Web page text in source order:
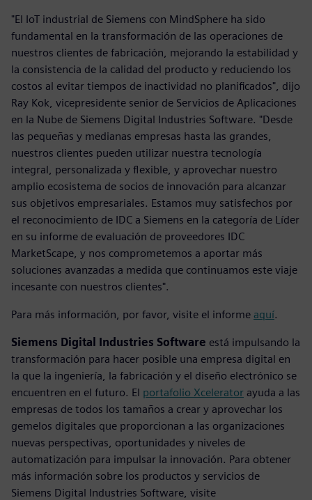
"El IoT industrial de Siemens con MindSphere ha sido
fundamental en la transformación de las operaciones de
nuestros clientes de fabricación, mejorando la estabilidad y
la consistencia de la calidad del producto y reduciendo los
costos al evitar tiempos de inactividad no planificados", dijo
Ray Kok, vicepresidente senior de Servicios de Aplicaciones
en la Nube de Siemens Digital Industries Software. "Desde
las pequeñas y medianas empresas hasta las grandes,
nuestros clientes pueden utilizar nuestra tecnología
integral, personalizada y flexible, y aprovechar nuestro
amplio ecosistema de socios de innovación para alcanzar
sus objetivos empresariales. Estamos muy satisfechos por
el reconocimiento de IDC a Siemens en la categoría de Líder
en su informe de evaluación de proveedores IDC
MarketScape, y nos comprometemos a aportar más
soluciones avanzadas a medida que continuamos este viaje
incesante con nuestros clientes".
Para más información, por favor, visite el informe aquí.
Siemens Digital Industries Software está impulsando la
transformación para hacer posible una empresa digital en
la que la ingeniería, la fabricación y el diseño electrónico se
encuentren en el futuro. El portafolio Xcelerator ayuda a las
empresas de todos los tamaños a crear y aprovechar los
gemelos digitales que proporcionan a las organizaciones
nuevas perspectivas, oportunidades y niveles de
automatización para impulsar la innovación. Para obtener
más información sobre los productos y servicios de
Siemens Digital Industries Software, visite